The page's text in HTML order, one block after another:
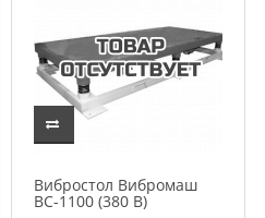
Вибростол Вибромаш
ВС-1100 (380 В)